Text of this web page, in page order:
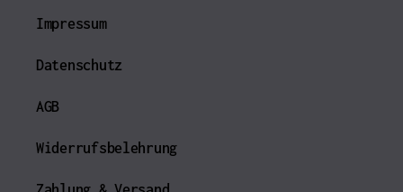
Impressum
Datenschutz
AGB
Widerrufsbelehrung